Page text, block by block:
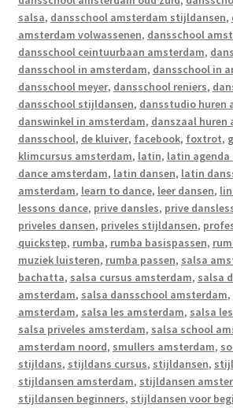
salsa, dansschool amsterdam stijldansen,
amsterdam volwassenen, dansschool
dansschool ceintuurbaan amsterdam,
dansschool in amsterdam, dansschool in
dansschool meyer, dansschool reniers,
dansschool stijldansen, dansstudio huren
danswinkel in amsterdam, danszaal huren
dansschool, de kluiver, facebook, foxtrot,
klimcursus amsterdam, latin, latin agenda
dance amsterdam, latin dansen, latin
amsterdam, learn to dance, leer dansen,
lessons dance, prive dansles, prive
priveles dansen, priveles stijldansen,
quickstep, rumba, rumba basispassen,
muziek luisteren, rumba passen, salsa
bachatta, salsa cursus amsterdam, salsa
amsterdam, salsa dansschool amsterdam,
amsterdam, salsa les amsterdam, salsa
salsa priveles amsterdam, salsa school
amsterdam noord, smullers amsterdam,
stijldans, stijldans cursus, stijldansen,
stijldansen amsterdam, stijldansen
stijldansen beginners, stijldansen voor